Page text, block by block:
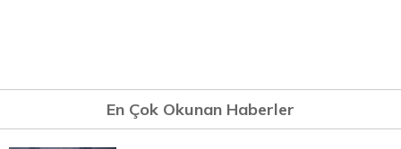
En Çok Okunan Haberler